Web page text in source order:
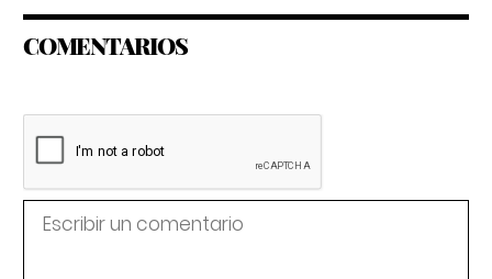
COMENTARIOS